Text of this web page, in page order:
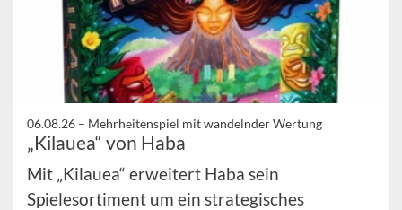
06.08.26 – Mehrheitenspiel mit wandelnder Wertung
„Kilauea“ von Haba
Mit „Kilauea“ erweitert Haba sein
Spielesortiment um ein strategisches